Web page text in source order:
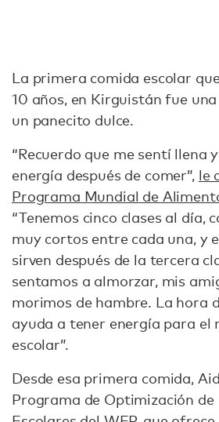
La primera comida escolar
10 años, en Kirguistán fue
un panecito dulce.
“Recuerdo que me sentí llena
energía después de comer”, le
Programa Mundial de
“Tenemos cinco clases al día,
muy cortos entre cada una, y
sirven después de la tercera
sentamos a almorzar, mis
morimos de hambre. La hora
ayuda a tener energía para el
escolar”.
Desde esa primera comida,
Programa de Optimización de